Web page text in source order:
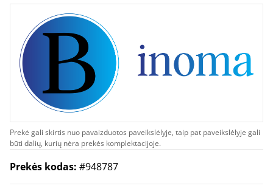
Prekė gali skirtis nuo pavaizduotos paveikslėlyje, taip pat paveikslėlyje gali
būti dalių, kurių nėra prekės komplektacijoje.
Prekės kodas: #948787